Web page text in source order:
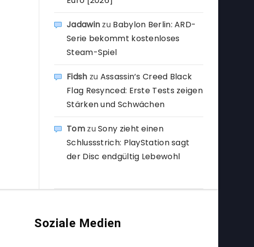
Jadawin zu Babylon Berlin: ARD-
Serie bekommt kostenloses
Steam-Spiel
Fidsh zu Assassin’s Creed Black
Flag Resynced: Erste Tests zeigen
Stärken und Schwächen
TomzuSony zieht einen
Schlussstrich: PlayStation sagt
der Disc endgültig Lebewohl
Soziale Medien